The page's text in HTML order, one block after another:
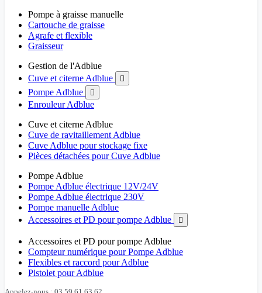
Pompe à graisse manuelle
Cartouche de graisse
Agrafe et flexible
Graisseur
Gestion de l'Adblue
Cuve et citerne Adblue

Pompe Adblue 
Enrouleur Adblue
Cuve et citerne Adblue
Cuve de ravitaillement Adblue
Cuve Adblue pour stockage fixe
Pièces détachées pour Cuve Adblue
Pompe Adblue
Pompe Adblue électrique 12V/24V
Pompe Adblue électrique 230V
Pompe manuelle Adblue
Accessoires et PD pour pompe Adblue

Accessoires et PD pour pompe Adblue
Compteur numérique pour Pompe Adblue
Flexibles et raccord pour Adblue
Pistolet pour Adblue